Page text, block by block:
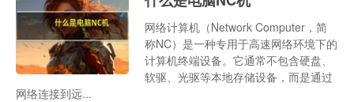
网络计算机（Network Computer，简
称NC）是一种专用于高速网络环境下的
计算机终端设备。它通常不包含硬盘、
软驱、光驱等本地存储设备，而是通过
网络连接到远...